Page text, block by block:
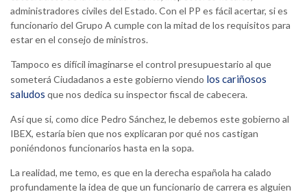
administradores civiles del Estado. Con el PP es fácil acertar, si es
funcionario del Grupo A cumple con la mitad de los requisitos para
estar en el consejo de ministros.
Tampoco es difícil imaginarse el control presupuestario al que
someterá Ciudadanos a este gobierno viendo los cariñosos
saludos que nos dedica su inspector fiscal de cabecera.
Así que si, como dice Pedro Sánchez, le debemos este gobierno al
IBEX, estaría bien que nos explicaran por qué nos castigan
poniéndonos funcionarios hasta en la sopa.
La realidad, me temo, es que en la derecha española ha calado
profundamente la idea de que un funcionario de carrera es alguien